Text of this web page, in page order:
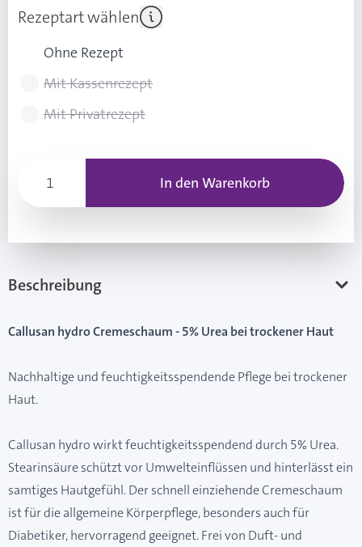
Rezeptart wählen
Ohne Rezept
Mit Kassenrezept
Mit Privatrezept
In den Warenkorb
Beschreibung
Callusan hydro Cremeschaum - 5% Urea bei trockener Haut
Nachhaltige und feuchtigkeitsspendende Pflege bei trockener
Haut.
Callusan hydro wirkt feuchtigkeitsspendend durch 5% Urea.
Stearinsäure schützt vor Umwelteinflüssen und hinterlässt ein
samtiges Hautgefühl. Der schnell einziehende Cremeschaum
ist für die allgemeine Körperpflege, besonders auch für
Diabetiker, hervorragend geeignet. Frei von Duft- und